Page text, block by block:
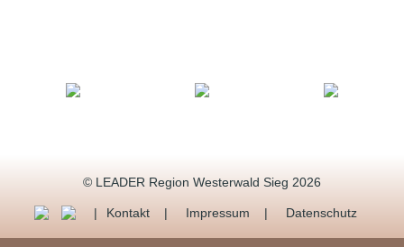
© LEADER Region Westerwald Sieg 2026
Kontakt Impressum Datenschutz